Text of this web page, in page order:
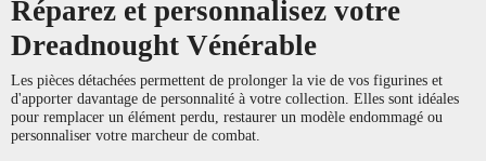
Réparez et personnalisez votre
Dreadnought Vénérable
Les pièces détachées permettent de prolonger la vie de vos figurines et
d'apporter davantage de personnalité à votre collection. Elles sont idéales
pour remplacer un élément perdu, restaurer un modèle endommagé ou
personnaliser votre marcheur de combat.